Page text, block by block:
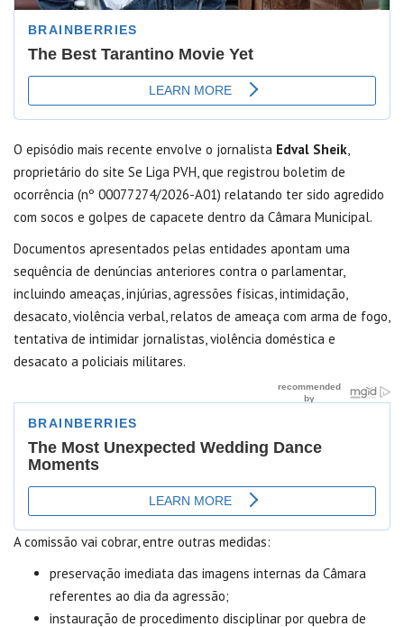
O episódio mais recente envolve o jornalista Edval Sheik,
proprietário do site Se Liga PVH, que registrou boletim de
ocorrência (nº 00077274/2026-A01) relatando ter sido agredido
com socos e golpes de capacete dentro da Câmara Municipal.
Documentos apresentados pelas entidades apontam uma
sequência de denúncias anteriores contra o parlamentar,
incluindo ameaças, injúrias, agressões físicas, intimidação,
desacato, violência verbal, relatos de ameaça com arma de fogo,
tentativa de intimidar jornalistas, violência doméstica e
desacato a policiais militares.
A comissão vai cobrar, entre outras medidas:
preservação imediata das imagens internas da Câmara
referentes ao dia da agressão;
instauração de procedimento disciplinar por quebra de